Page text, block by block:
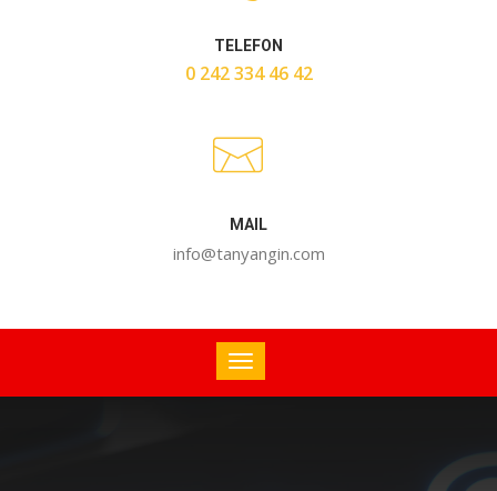
TELEFON
0 242 334 46 42
MAIL
info@tanyangin.com